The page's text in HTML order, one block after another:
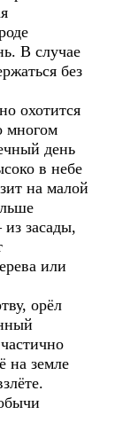
В случае
без
охотится
многом
день
в небе
на малой
засады,
или
орёл
на земле